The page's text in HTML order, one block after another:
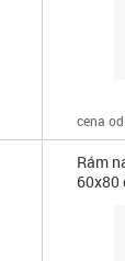
cena od:
Rám
60x80